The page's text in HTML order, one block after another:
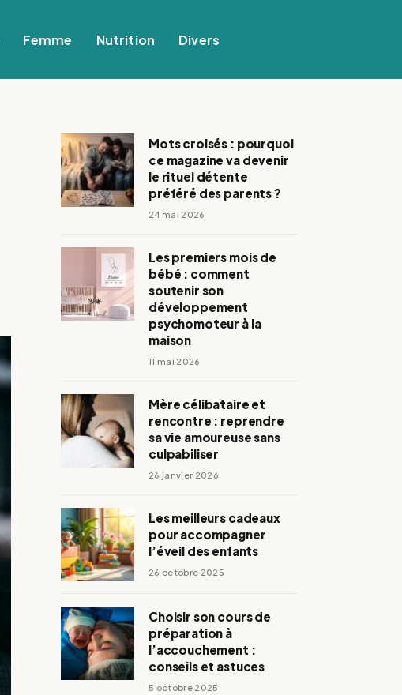
Femme Nutrition Divers
Mots croisés : pourquoi
ce magazine va devenir
le rituel détente
préféré des parents ?
24 mai 2026
Les premiers mois de
bébé : comment
soutenir son
développement
psychomoteur à la
maison
11 mai 2026
Mère célibataire et
rencontre : reprendre
sa vie amoureuse sans
culpabiliser
26 janvier 2026
Les meilleurs cadeaux
pour accompagner
l’éveil des enfants
26 octobre 2025
Choisir son cours de
préparation à
l’accouchement :
conseils et astuces
5 octobre 2025